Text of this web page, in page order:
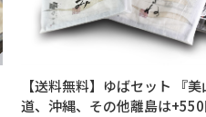
【送料無料】ゆばセット 『
道、沖縄、その他離島は